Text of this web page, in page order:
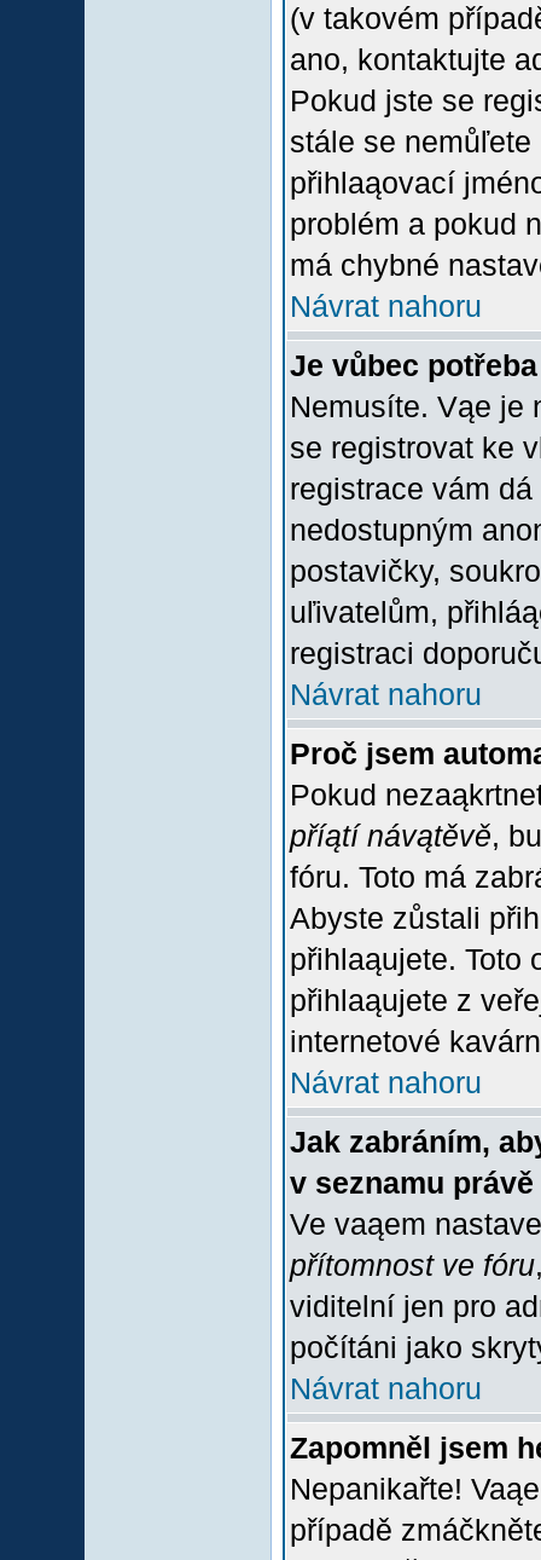
(v takovém
ano, kontaktujte
Pokud jste se
stále se
přihlaąovací
problém a pokud
má chybné
Návrat nahoru
Je vůbec
Nemusíte. Vąe je
se registrovat ke
registrace vám
nedostupným
postavičky,
uľivatelům,
registraci
Návrat nahoru
Proč jsem
Pokud
příątí návątěvě,
fóru. Toto má
Abyste zůstali
přihlaąujete. Toto
přihlaąujete z
internetové
Návrat nahoru
Jak zabráním,
v seznamu
Ve vaąem
přítomnost ve fóru
viditelní jen pro
počítáni jako
Návrat nahoru
Zapomněl jsem
Nepanikařte!
případě